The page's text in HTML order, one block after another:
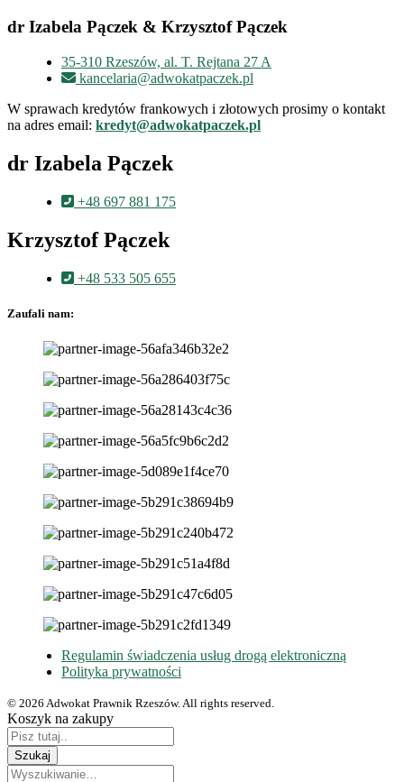
dr Izabela Pączek & Krzysztof Pączek
35-310 Rzeszów, al. T. Rejtana 27 A
kancelaria@adwokatpaczek.pl
W sprawach kredytów frankowych i złotowych prosimy o kontakt
na adres email: kredyt@adwokatpaczek.pl
dr Izabela Pączek
+48 697 881 175
Krzysztof Pączek
+48 533 505 655
Zaufali nam:
Regulamin świadczenia usług drogą elektroniczną
Polityka prywatności
© 2026 Adwokat Prawnik Rzeszów. All rights reserved.
Koszyk na zakupy